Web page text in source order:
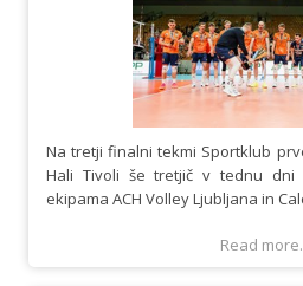
Na tretji finalni tekmi Sportklub
Hali Tivoli še tretjič v tednu dni
ekipama ACH Volley Ljubljana in
Read